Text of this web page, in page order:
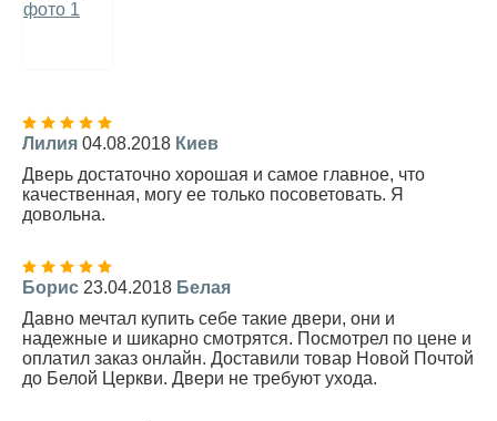
Лилия 04.08.2018 Киев
Дверь достаточно хорошая и самое главное, что
качественная, могу ее только посоветовать. Я
довольна.
Борис 23.04.2018 Белая
Давно мечтал купить себе такие двери, они и
надежные и шикарно смотрятся. Посмотрел по цене и
оплатил заказ онлайн. Доставили товар Новой Почтой
до Белой Церкви. Двери не требуют ухода.